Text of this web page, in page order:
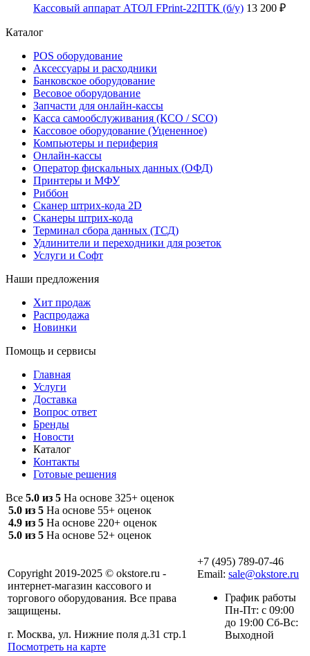
Кассовый аппарат АТОЛ FPrint-22ПТК (б/у) 13 200 ₽
Каталог
POS оборудование
Аксессуары и расходники
Банковское оборудование
Весовое оборудование
Запчасти для онлайн-кассы
Касса самообслуживания (КСО / SCO)
Кассовое оборудование (Уцененное)
Компьютеры и периферия
Онлайн-кассы
Оператор фискальных данных (ОФД)
Принтеры и МФУ
Риббон
Сканер штрих-кода 2D
Сканеры штрих-кода
Терминал сбора данных (ТСД)
Удлинители и переходники для розеток
Услуги и Софт
Наши предложения
Хит продаж
Распродажа
Новинки
Помощь и сервисы
Главная
Услуги
Доставка
Вопрос ответ
Бренды
Новости
Каталог
Контакты
Готовые решения
Все 5.0 из 5 На основе 325+ оценок
5.0 из 5 На основе 55+ оценок
4.9 из 5 На основе 220+ оценок
5.0 из 5 На основе 52+ оценок
Copyright 2019-2025 © okstore.ru -
интернет-магазин кассового и
торгового оборудования. Все права
защищены.
г. Москва, ул. Нижние поля д.31 стр.1
Посмотреть на карте
+7 (495) 789-07-46
Email: sale@okstore.ru
График работы
Пн-Пт: с 09:00
до 19:00 Сб-Вс:
Выходной